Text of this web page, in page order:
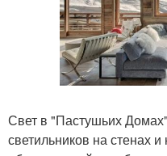
Свет в "Пастушьих
светильников на стенах